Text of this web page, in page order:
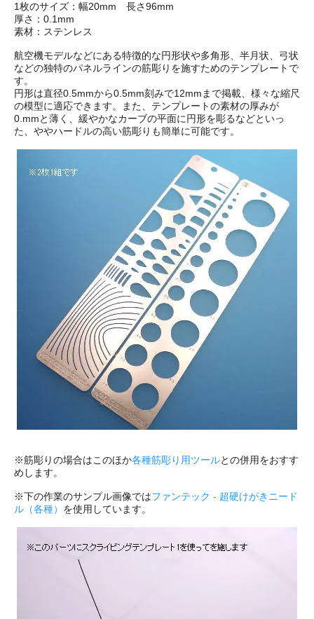
1枚のサイズ：幅20mm 長さ96mm
厚さ：0.1mm
素材：ステンレス
航空機モデルなどにある特徴的な円形状や多角形、半月状、弓状
などの独特のパネルラインの筋彫りを施すためのテンプレートで
す。
円形は直径0.5mmから0.5mm刻みで12mmまで掲載、様々な縮尺
の模型に適応できます。また、テンプレートの素材の厚みが
0.mmと薄く、緩やかなカーブの平面に円形を彫るなどといっ
た、ややハードルの高い筋彫りも簡単に可能です。
※筋彫りの場合はこのほか各種筋彫り用ツールとの併用をおすす
めします。
※下の作業のサンプル画像ではファンテック - 超硬けがきニード
ル（各種） を使用しています。